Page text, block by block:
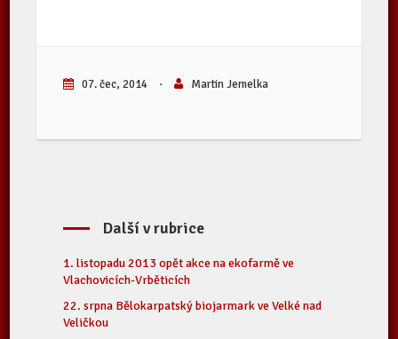
07. čec, 2014 · Martin Jemelka
Další v rubrice
1. listopadu 2013 opět akce na ekofarmě ve
Vlachovicích-Vrběticích
22. srpna Bělokarpatský biojarmark ve Velké nad
Veličkou